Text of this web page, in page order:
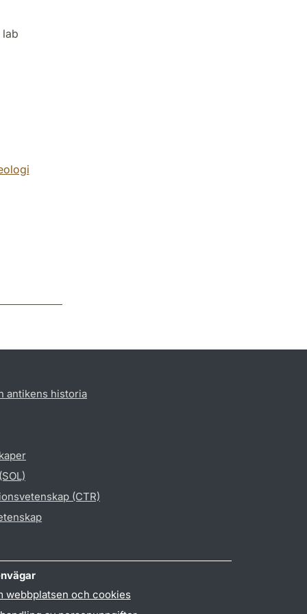
lab
antikens historia
(CTR)
webbplatsen och cookies